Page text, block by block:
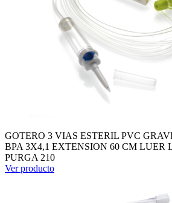
GOTERO 3 VIAS ESTERIL PVC
BPA 3X4,1 EXTENSION 60 CM LUER
PURGA 210
Ver producto